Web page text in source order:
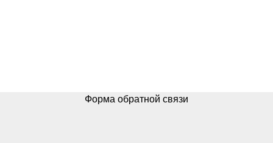
Форма обратной связи